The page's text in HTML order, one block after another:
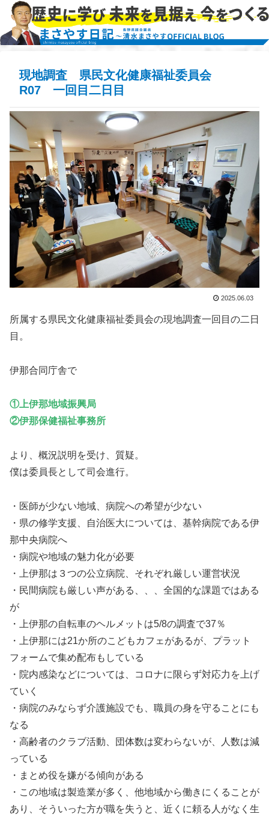
現地調査 県民文化健康福祉委員会
R07 一回目二日目
2025.06.03
所属する県民文化健康福祉委員会の現地調査一回目の二日
目。
伊那合同庁舎で
①上伊那地域振興局
②伊那保健福祉事務所
より、概況説明を受け、質疑。
僕は委員長として司会進行。
・医師が少ない地域、病院への希望が少ない
・県の修学支援、自治医大については、基幹病院である伊
那中央病院へ
・病院や地域の魅力化が必要
・上伊那は３つの公立病院、それぞれ厳しい運営状況
・民間病院も厳しい声がある、、、全国的な課題ではある
が
・上伊那の自転車のヘルメットは5/8の調査で37％
・上伊那には21か所のこどもカフェがあるが、プラット
フォームで集め配布もしている
・院内感染などについては、コロナに限らず対応力を上げ
ていく
・病院のみならず介護施設でも、職員の身を守ることにも
なる
・高齢者のクラブ活動、団体数は変わらないが、人数は減
っている
・まとめ役を嫌がる傾向がある
・この地域は製造業が多く、他地域から働きにくることが
あり、そういった方が職を失うと、近くに頼る人がなく生